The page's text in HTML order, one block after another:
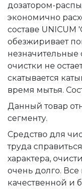
дозатором-
экономично
составе
обезжиривает
незначительные
очистки не
скатывается
время мытья.
Данный товар
сегменту.
Средство для
труда
характера,
очень долго.
качественной и